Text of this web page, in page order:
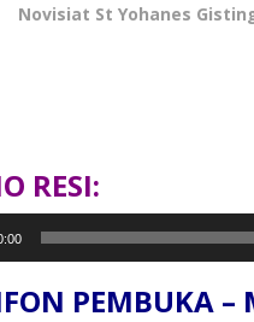
Novisiat St Yohanes
RESI:
PEMBUKA –